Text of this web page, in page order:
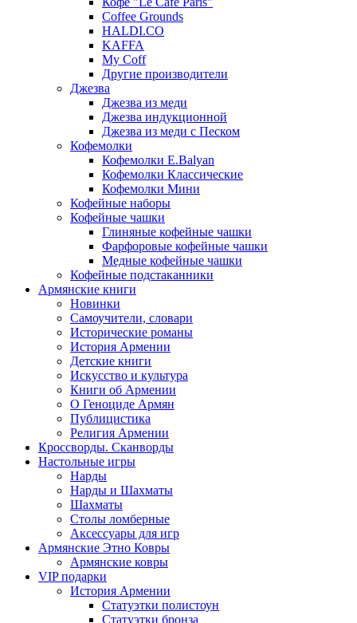
Coffee Grounds
HALDI.CO
KAFFA
My Coff
Другие производители
Джезва
Джезва из меди
Джезва индукционной
Джезва из меди с Песком
Кофемолки
Кофемолки E.Balyan
Кофемолки Классические
Кофемолки Мини
Кофейные наборы
Кофейные чашки
Глиняные кофейные чашки
Фарфоровые кофейные чашки
Медные кофейные чашки
Кофейные подстаканники
Армянские книги
Новинки
Самоучители, словари
Исторические романы
История Армении
Детские книги
Иcкусство и культура
Книги об Армении
О Геноциде Армян
Публицистика
Религия Армении
Кроссворды. Сканворды
Настольные игры
Нарды
Нарды и Шахматы
Шахматы
Столы ломберные
Аксессуары для игр
Армянские Этно Ковры
Армянские ковры
VIP подарки
История Армении
Статуэтки полистоун
Статуэтки бронза